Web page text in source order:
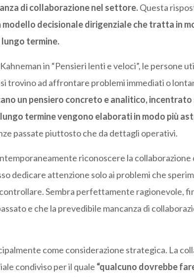
di collaborazione nel settore.Questa
modello decisionale dirigenziale che tratta in
termine.
in “Pensieri lenti e veloci”, le persone
trovino ad affrontare problemi immediati o
un pensiero concreto e analitico, incentrato
lungo termine vengono elaborati in modo più
passate piuttosto che da dettagli operativi.
riconoscere la collaborazione
dedicare attenzione solo ai problemi che
Sembra perfettamente ragionevole,
e che la prevedibile mancanza di
come considerazione strategica. La
condiviso per il quale “qualcuno dovrebbe